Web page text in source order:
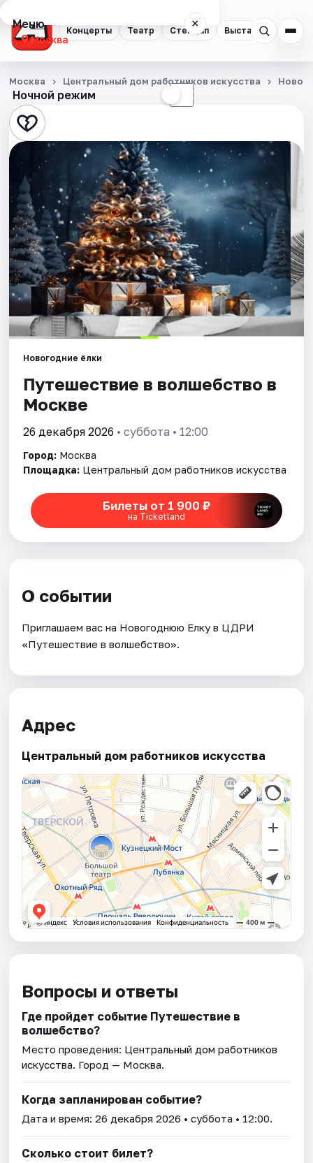
Концерты Театр Стендап Выставки
Меню ×
Москва
Концерты
Театр
Стендап
Выставки
Квесты
Экскурсии
Спорт
События
Площадки
Артисты
Ночной режим ☾
Москва Центральный дом работников искусства
Новогодние ёлки
Путешествие в волшебство в
Москве
26 декабря 2026 • суббота • 12:00
Город: Москва
Площадка: Центральный дом работников искусства
Билеты от 1 900 ₽
на Ticketland
О событии
Приглашаем вас на Новогоднюю Елку в ЦДРИ
«Путешествие в волшебство».
Адрес
Центральный дом работников искусства
Вопросы и ответы
Где пройдет событие Путешествие в
волшебство?
Место проведения: Центральный дом работников
искусства. Город — Москва.
Когда запланирован событие?
Дата и время:26 декабря 2026 • суббота • 12:00.
Сколько стоит билет?